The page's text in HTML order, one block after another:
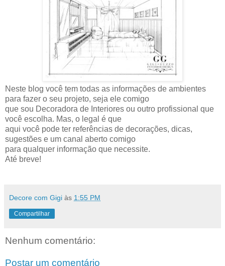
Neste blog você tem todas as informações de ambientes
para fazer o seu projeto, seja ele comigo
que sou Decoradora de Interiores ou outro profissional que
você escolha. Mas, o legal é que
aqui você pode ter referências de decorações, dicas,
sugestões e um canal aberto comigo
para qualquer informação que necessite.
Até breve!
Decore com Gigi às 1:55 PM
Compartilhar
Nenhum comentário:
Postar um comentário